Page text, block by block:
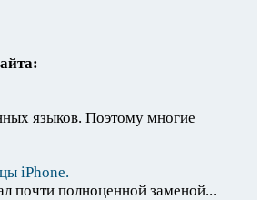
языков. Поэтому многие
iPhone.
почти полноценной заменой...